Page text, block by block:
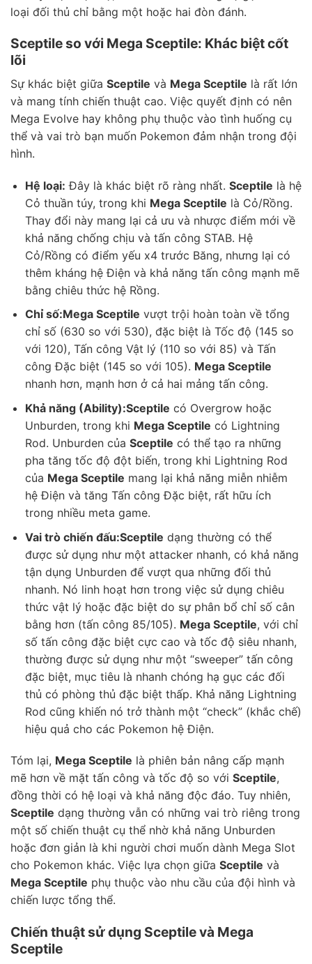
loại đối thủ chỉ bằng một hoặc hai đòn đánh.
Sceptile so với Mega Sceptile: Khác biệt cốt
lõi
Sự khác biệt giữa Sceptile và Mega Sceptile là rất lớn
và mang tính chiến thuật cao. Việc quyết định có nên
Mega Evolve hay không phụ thuộc vào tình huống cụ
thể và vai trò bạn muốn Pokemon đảm nhận trong đội
hình.
Hệ loại: Đây là khác biệt rõ ràng nhất. Sceptile là hệ
Cỏ thuần túy, trong khi Mega Sceptile là Cỏ/Rồng.
Thay đổi này mang lại cả ưu và nhược điểm mới về
khả năng chống chịu và tấn công STAB. Hệ
Cỏ/Rồng có điểm yếu x4 trước Băng, nhưng lại có
thêm kháng hệ Điện và khả năng tấn công mạnh mẽ
bằng chiêu thức hệ Rồng.
Chỉ số:Mega Sceptile vượt trội hoàn toàn về tổng
chỉ số (630 so với 530), đặc biệt là Tốc độ (145 so
với 120), Tấn công Vật lý (110 so với 85) và Tấn
công Đặc biệt (145 so với 105). Mega Sceptile
nhanh hơn, mạnh hơn ở cả hai mảng tấn công.
Khả năng (Ability):Sceptile có Overgrow hoặc
Unburden, trong khi Mega Sceptile có Lightning
Rod. Unburden của Sceptile có thể tạo ra những
pha tăng tốc độ đột biến, trong khi Lightning Rod
của Mega Sceptile mang lại khả năng miễn nhiễm
hệ Điện và tăng Tấn công Đặc biệt, rất hữu ích
trong nhiều meta game.
Vai trò chiến đấu:Sceptile dạng thường có thể
được sử dụng như một attacker nhanh, có khả năng
tận dụng Unburden để vượt qua những đối thủ
nhanh. Nó linh hoạt hơn trong việc sử dụng chiêu
thức vật lý hoặc đặc biệt do sự phân bổ chỉ số cân
bằng hơn (tấn công 85/105). Mega Sceptile, với chỉ
số tấn công đặc biệt cực cao và tốc độ siêu nhanh,
thường được sử dụng như một “sweeper” tấn công
đặc biệt, mục tiêu là nhanh chóng hạ gục các đối
thủ có phòng thủ đặc biệt thấp. Khả năng Lightning
Rod cũng khiến nó trở thành một “check” (khắc chế)
hiệu quả cho các Pokemon hệ Điện.
Tóm lại, Mega Sceptile là phiên bản nâng cấp mạnh
mẽ hơn về mặt tấn công và tốc độ so với Sceptile,
đồng thời có hệ loại và khả năng độc đáo. Tuy nhiên,
Sceptile dạng thường vẫn có những vai trò riêng trong
một số chiến thuật cụ thể nhờ khả năng Unburden
hoặc đơn giản là khi người chơi muốn dành Mega Slot
cho Pokemon khác. Việc lựa chọn giữa Sceptile và
Mega Sceptile phụ thuộc vào nhu cầu của đội hình và
chiến lược tổng thể.
Chiến thuật sử dụng Sceptile và Mega
Sceptile